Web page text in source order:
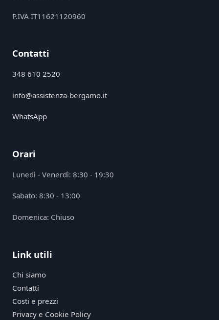
P.IVA IT11621120960
Contatti
348 610 2520
info@assistenza-bergamo.it
WhatsApp
Orari
Lunedì - Venerdì: 8:30 - 19:30
Sabato: 8:30 - 13:00
Domenica: Chiuso
Link utili
Chi siamo
Contatti
Costi e prezzi
Privacy e Cookie Policy